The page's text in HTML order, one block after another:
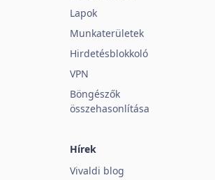
Lapok
Munkaterületek
Hirdetésblokkoló
VPN
Böngészők
összehasonlítása
Hírek
Vivaldi blog